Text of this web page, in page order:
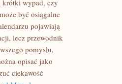
krótki wypad, czy
być osiągalne
pojawiają
lecz przewodnik
pomysłu,
opisać jako
ciekawość